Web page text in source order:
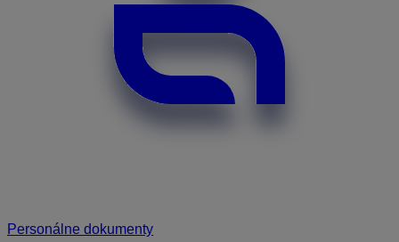
Personálne dokumenty